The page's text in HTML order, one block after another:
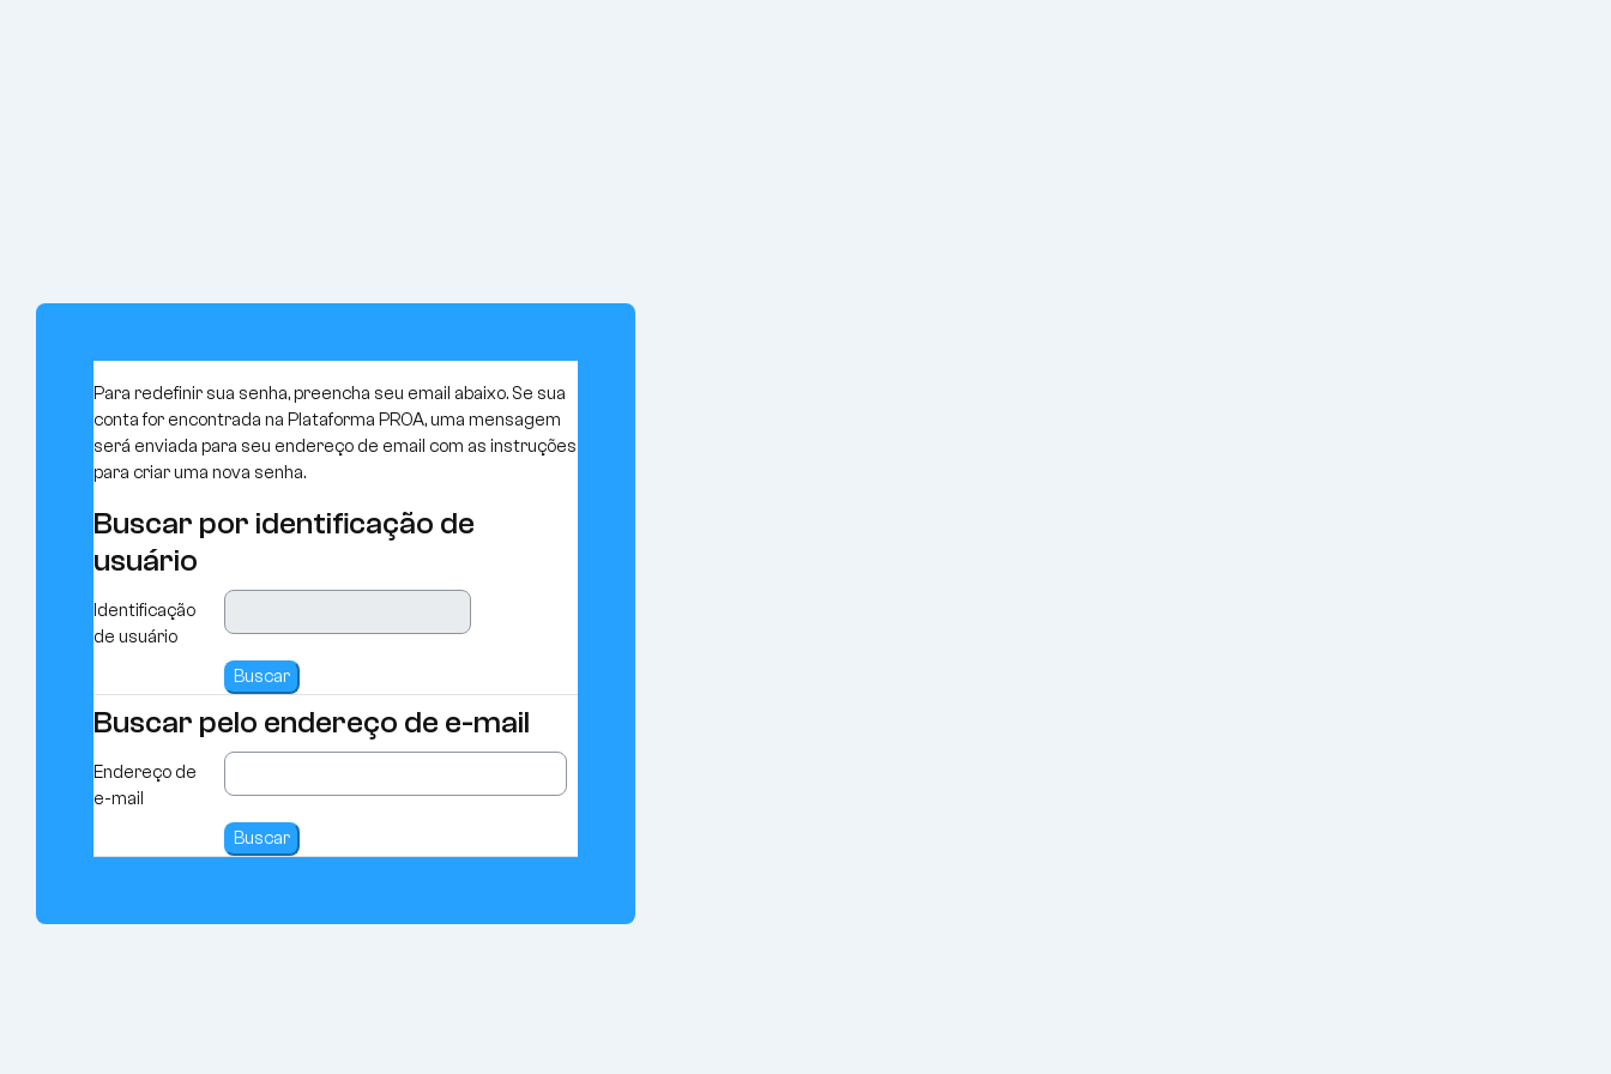
Para redefinir sua senha, preencha seu email abaixo. Se sua
conta for encontrada na Plataforma PROA, uma mensagem
será enviada para seu endereço de email com as instruções
para criar uma nova senha.
Buscar por identificação de usuário
Buscar por identificação de
usuário
Identificação
de usuário
Buscar pelo endereço de e-mail
Buscar pelo endereço de e-mail
Endereço de
e-mail